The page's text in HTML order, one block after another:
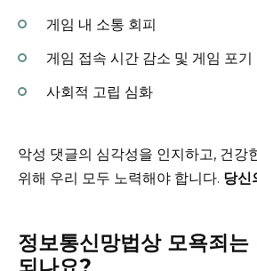
게임 내 소통 회피
게임 접속 시간 감소 및 게임 포기
사회적 고립 심화
악성 댓글의 심각성을 인지하고, 건강
위해 우리 모두 노력해야 합니다. 당신
정보통신망법상 모욕죄는